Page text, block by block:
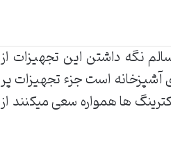
نگه داشتن این تجهیزات از
آشپزخانه است جزء تجهیزات پر
ها همواره سعی میکنند از